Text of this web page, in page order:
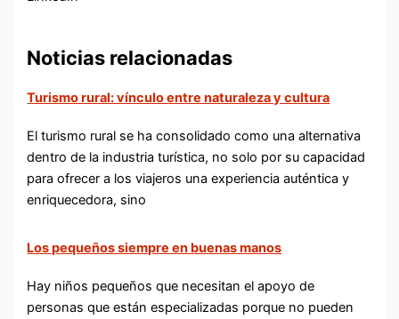
Noticias relacionadas
Turismo rural: vínculo entre naturaleza y cultura
El turismo rural se ha consolidado como una alternativa
dentro de la industria turística, no solo por su capacidad
para ofrecer a los viajeros una experiencia auténtica y
enriquecedora, sino
Los pequeños siempre en buenas manos
Hay niños pequeños que necesitan el apoyo de
personas que están especializadas porque no pueden